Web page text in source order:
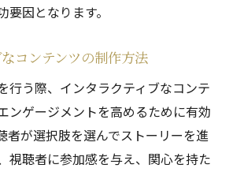
因となります。
コンテンツの制作方法
行う際、インタラクティブなコンテ
ンゲージメントを高めるために有効
者が選択肢を選んでストーリーを進
視聴者に参加感を与え、関心を持た